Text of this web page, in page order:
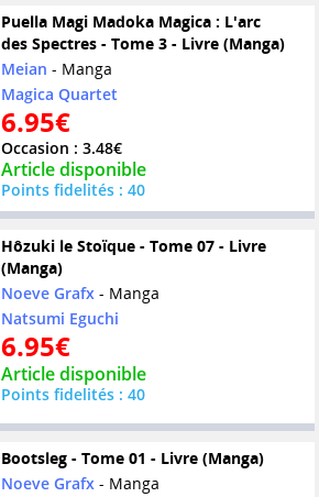
Puella Magi Madoka Magica : L'arc
des Spectres - Tome 3 - Livre (Manga)
Meian - Manga
Magica Quartet
6.95€
Occasion : 3.48€
Article disponible
Points fidelités : 40
Hôzuki le Stoïque - Tome 07 - Livre
(Manga)
Noeve Grafx- Manga
Natsumi Eguchi
6.95€
Article disponible
Points fidelités : 40
Bootsleg - Tome 01 - Livre (Manga)
Noeve Grafx- Manga